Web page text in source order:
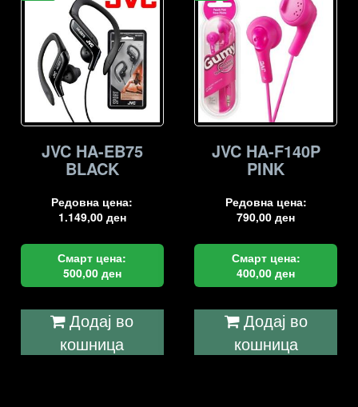
JVC HA-EB75
BLACK
Редовна цена:
1.149,00 ден
Смарт цена:
500,00 ден
Додај во
кошница
JVC HA-F140P
PINK
Редовна цена:
790,00ден
Смарт цена:
400,00ден
Додај во
кошница